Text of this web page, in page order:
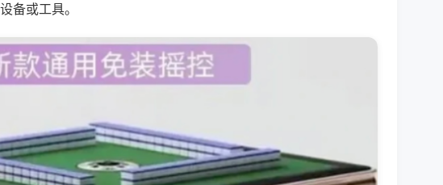
备或工具。